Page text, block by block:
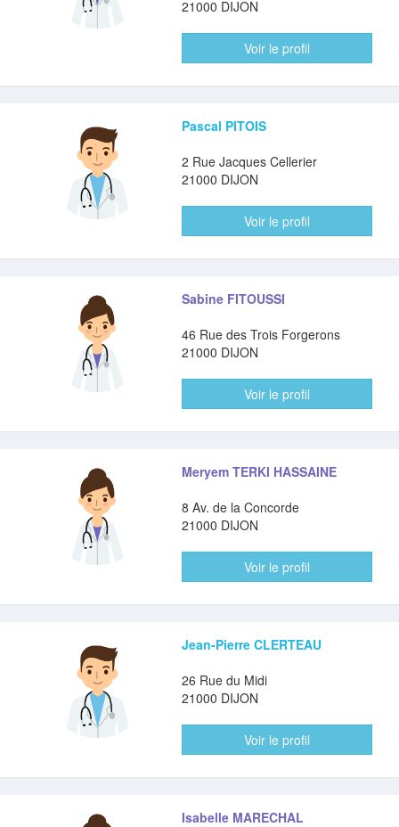
21000 DIJON
Voir le profil
Pascal PITOIS
2 Rue Jacques Cellerier
21000 DIJON
Voir le profil
Sabine FITOUSSI
46 Rue des Trois Forgerons
21000 DIJON
Voir le profil
Meryem TERKI HASSAINE
8 Av. de la Concorde
21000 DIJON
Voir le profil
Jean-Pierre CLERTEAU
26 Rue du Midi
21000 DIJON
Voir le profil
Isabelle MARECHAL